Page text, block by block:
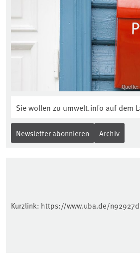
Sie wollen zu umwelt.info auf dem
Newsletter abonnieren Archiv
Kurzlink: https://www.uba.de/